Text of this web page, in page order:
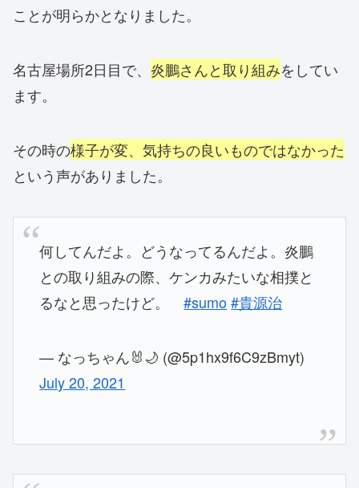
ことが明らかとなりました。
名古屋場所2日目で、 炎鵬さんと取り組みをしてい
ます。
その時の様子が変、気持ちの良いものではなかった
という声がありました。
何してんだよ。どうなってるんだよ。炎鵬
との取り組みの際、ケンカみたいな相撲と
るなと思ったけど。#sumo #貴源治
— なっちゃん🐰🌙 (@5p1hx9f6C9zBmyt)
July 20, 2021